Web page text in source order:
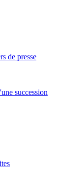
de presse
succession